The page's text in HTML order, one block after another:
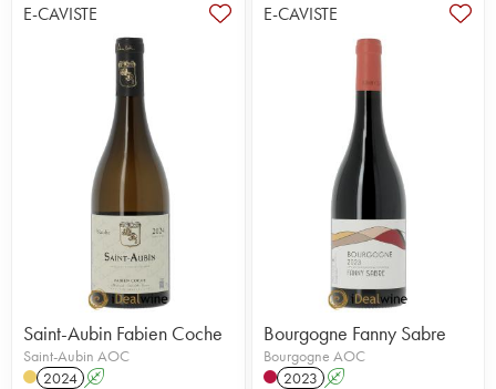
E-CAVISTE
Saint-Aubin Fabien Coche
Saint-Aubin AOC
2024 A
E-CAVISTE
Bourgogne Fanny Sabre
Bourgogne AOC
2023 A